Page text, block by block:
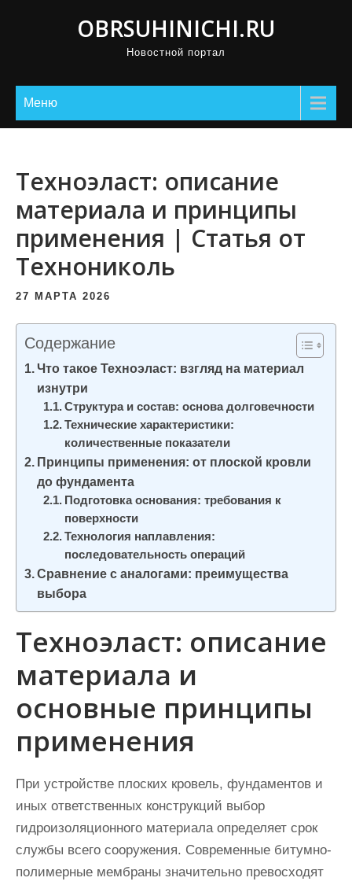
OBRSUHINICHI.RU
Новостной портал
Меню
Техноэласт: описание
материала и принципы
применения | Статья от
Технониколь
27 МАРТА 2026
Содержание
Что такое Техноэласт: взгляд на материал
изнутри
Структура и состав: основа долговечности
Технические характеристики:
количественные показатели
Принципы применения: от плоской кровли
до фундамента
Подготовка основания: требования к
поверхности
Технология наплавления:
последовательность операций
Сравнение с аналогами: преимущества
выбора
Техноэласт: описание
материала и
основные принципы
применения
При устройстве плоских кровель, фундаментов и
иных ответственных конструкций выбор
гидроизоляционного материала определяет срок
службы всего сооружения. Современные битумно-
полимерные мембраны значительно превосходят